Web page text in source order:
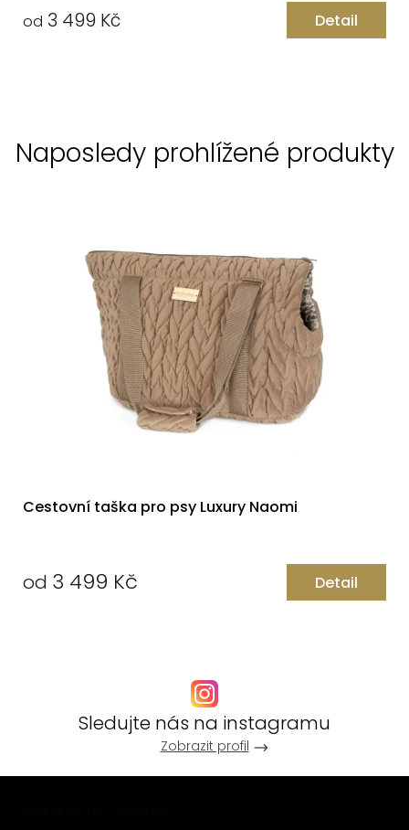
od 3 499 Kč Detail
Naposledy prohlížené produkty
Cestovní taška pro psy Luxury Naomi
od 3 499 Kč Detail
Sledujte nás na instagramu
Zobrazit profil